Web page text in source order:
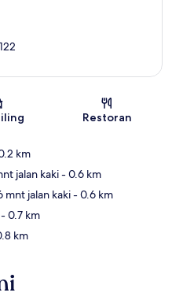
Restoran
km
jalan kaki- 0.6 km
mnt jalan kaki- 0.6 km
- 0.7 km
km